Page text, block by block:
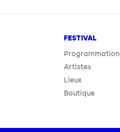
FESTIVAL
Programmation
Artistes
Lieux
Boutique